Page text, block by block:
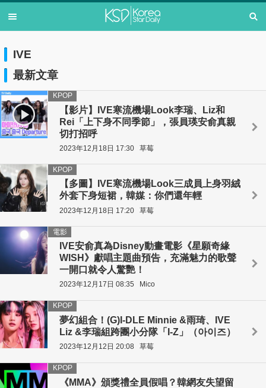
IVE
最新文章
【影片】IVE寒流機場Look李瑞、Liz和
Rei「上下身不同季節」，張員瑛安俞真親
切打招呼
KPOP
2023年12月18日 17:30 草莓
【多圖】IVE寒流機場Look三成員上身羽絨
外套下身短裙，韓媒：你們還年輕
KPOP
2023年12月18日 17:20 草莓
IVE安俞真為Disney動畫電影《星願奇緣
WISH》獻唱主題曲預告，充滿魅力的歌聲
一開口就令人驚艷！
電影
2023年12月17日 08:35 Mico
夢幻組合！(G)I-DLE Minnie &雨琦、IVE
Liz &李瑞組跨團小分隊「I-Z」（아이즈）
KPOP
2023年12月12日 20:08 草莓
《MMA》頒獎禮全員假唱？韓網友失望留
KPOP